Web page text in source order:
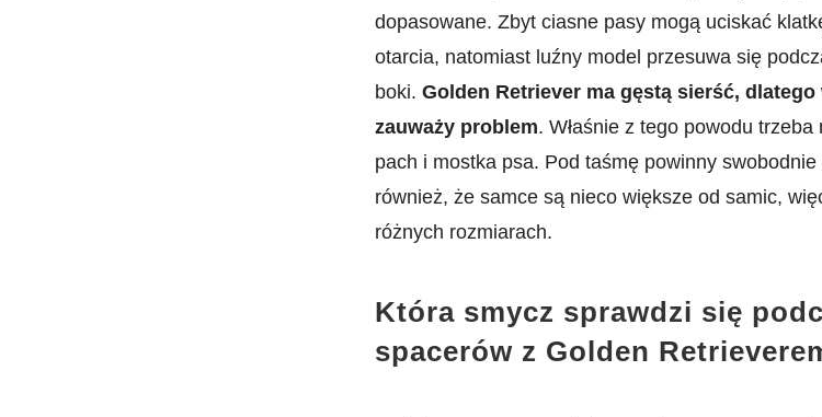
dopasowane. Zbyt ciasne pasy mogą uciskać
otarcia, natomiast luźny model przesuwa się
boki. Golden Retriever ma gęstą sierść, dlatego
zauważy problem. Właśnie z tego powodu
pach i mostka psa. Pod taśmę powinny
również, że samce są nieco większe od samic,
różnych rozmiarach.
Która smycz sprawdzi się
spacerów z Golden